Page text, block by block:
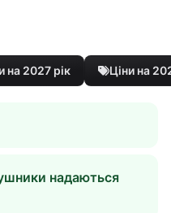
на 2027 рік Ціни на
надаються